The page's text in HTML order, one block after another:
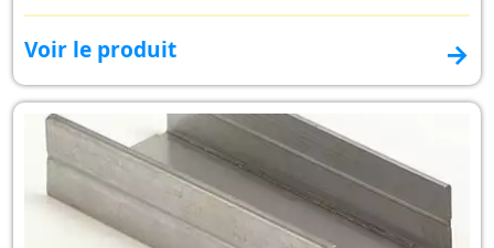
Voir le produit →